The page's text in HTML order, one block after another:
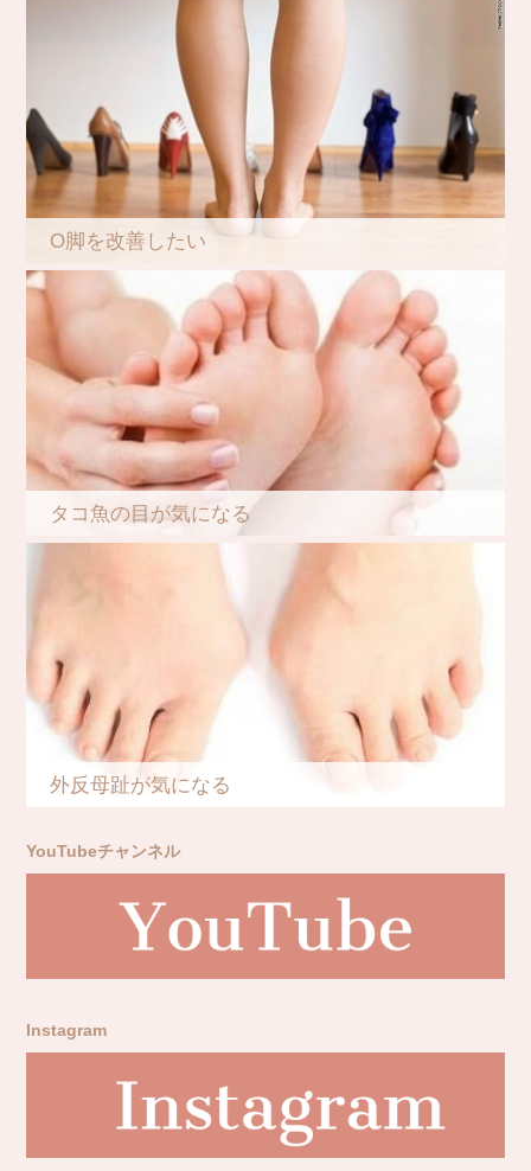
O脚を改善したい
タコ魚の目が気になる
外反母趾が気になる
YouTubeチャンネル
Instagram